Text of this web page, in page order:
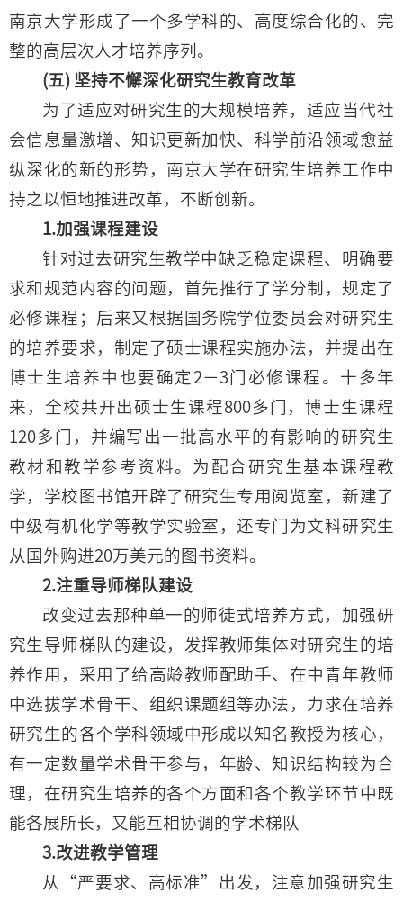
南京大学形成了一个多学科的、高度综合化的、完
整的高层次人才培养序列。
(五) 坚持不懈深化研究生教育改革
为了适应对研究生的大规模培养，适应当代社
会信息量激增、知识更新加快、科学前沿领域愈益
纵深化的新的形势，南京大学在研究生培养工作中
持之以恒地推进改革，不断创新。
1.加强课程建设
针对过去研究生教学中缺乏稳定课程、明确要
求和规范内容的问题，首先推行了学分制，规定了
必修课程；后来又根据国务院学位委员会对研究生
的培养要求，制定了硕士课程实施办法，并提出在
博士生培养中也要确定2－3门必修课程。十多年
来，全校共开出硕士生课程800多门，博士生课程
120多门，并编写出一批高水平的有影响的研究生
教材和教学参考资料。为配合研究生基本课程教
学，学校图书馆开辟了研究生专用阅览室，新建了
中级有机化学等教学实验室，还专门为文科研究生
从国外购进20万美元的图书资料。
2.注重导师梯队建设
改变过去那种单一的师徒式培养方式，加强研
究生导师梯队的建设，发挥教师集体对研究生的培
养作用，采用了给高龄教师配助手、在中青年教师
中选拔学术骨干、组织课题组等办法，力求在培养
研究生的各个学科领域中形成以知名教授为核心，
有一定数量学术骨干参与，年龄、知识结构较为合
理，在研究生培养的各个方面和各个教学环节中既
能各展所长，又能互相协调的学术梯队
3.改进教学管理
从“严要求、高标准”出发，注意加强研究生